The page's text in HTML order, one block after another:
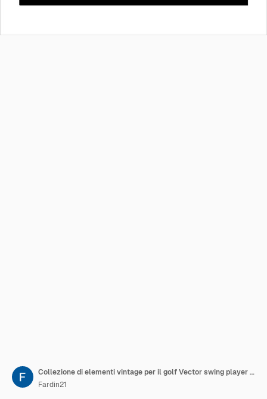
Collezione di elementi vintage per il golf Vector swing player pose silhouette vettoriale
Fardin21